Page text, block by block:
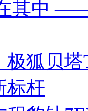
其中
狐贝
标杆